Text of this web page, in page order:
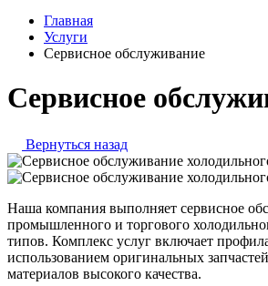
Главная
Услуги
Сервисное обслуживание
Сервисное
Вернуться назад
Наша компания выполняет сервисное
промышленного и торгового
типов. Комплекс услуг включает
использованием оригинальных
материалов высокого качества.